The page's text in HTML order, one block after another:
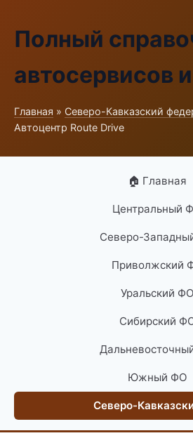
Полный
автосервисов
Главная » Северо-Кавказский
Автоцентр Route Drive
🏠 Главная
Центральный
Северо-
Приволжский
Уральский ФО
Сибирский
Южный ФО
Северо-